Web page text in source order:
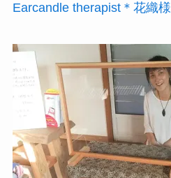
Earcandle therapist＊花織様